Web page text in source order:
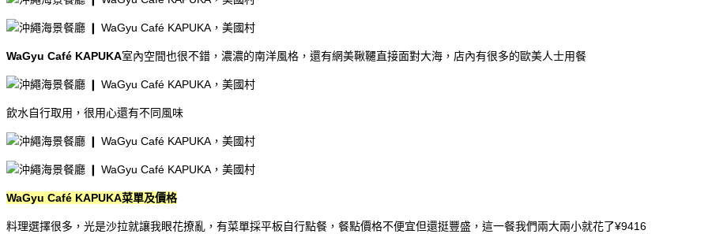
WaGyu Café KAPUKA室內空間也很不錯，濃濃的南洋風格，還有網美鞦韆直接面對大海，店內有很多的歐美人士用餐
飲水自行取用，很用心還有不同風味
WaGyu Café KAPUKA菜單及價格
料理選擇很多，光是沙拉就讓我眼花撩亂，有菜單採平板自行點餐，餐點價格不便宜但還挺豐盛，這一餐我們兩大兩小就花了¥9416